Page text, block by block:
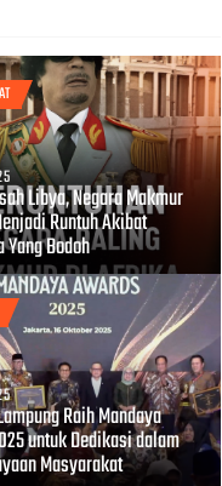
Libya, Negara Makmur
Runtuh Akibat
Bodoh
Raih Mandaya
untuk Dedikasi dalam
Masyarakat